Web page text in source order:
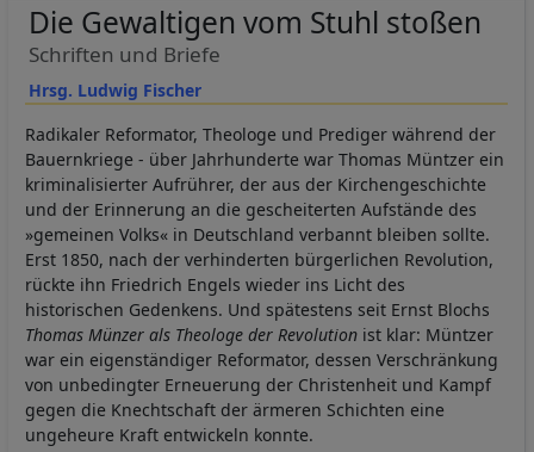
Hrsg. Ludwig Fischer
Die Gewaltigen vom Stuhl stoßen
Schriften und Briefe
Radikaler Reformator, Theologe und Prediger während der
Bauernkriege - über Jahrhunderte war Thomas Müntzer ein
kriminalisierter Aufrührer, der aus der Kirchengeschichte
und der Erinnerung an die gescheiterten Aufstände des
»gemeinen Volks« in Deutschland verbannt bleiben sollte.
Erst 1850, nach der verhinderten bürgerlichen Revolution,
rückte ihn Friedrich Engels wieder ins Licht des
historischen Gedenkens. Und spätestens seit Ernst Blochs
Thomas Münzer als Theologe der Revolution ist klar: Müntzer
war ein eigenständiger Reformator, dessen Verschränkung
von unbedingter Erneuerung der Christenheit und Kampf
gegen die Knechtschaft der ärmeren Schichten eine
ungeheure Kraft entwickeln konnte.